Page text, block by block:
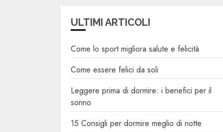
ULTIMI ARTICOLI
Come lo sport migliora salute e felicità
Come essere felici da soli
Leggere prima di dormire: i benefici per il
sonno
15 Consigli per dormire meglio di notte